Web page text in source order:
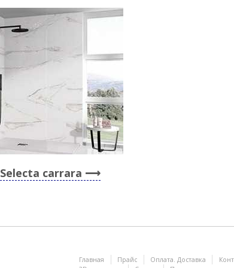
Selecta carrara
Главная Прайс Оплата. Доставка